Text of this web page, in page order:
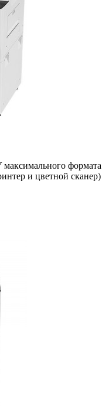
формата
и цветной сканер)